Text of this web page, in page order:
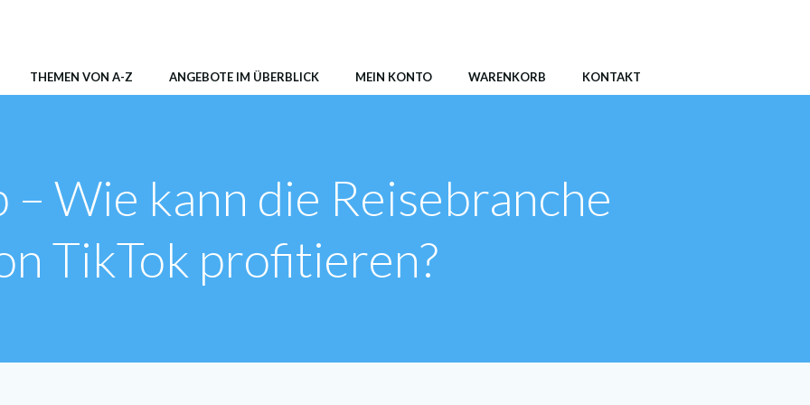
THEMEN VON A-Z ANGEBOTE IM ÜBERBLICK MEIN KONTO WARENKORB KONTAKT
Wie kann die Reisebranche
TikTok profitieren?